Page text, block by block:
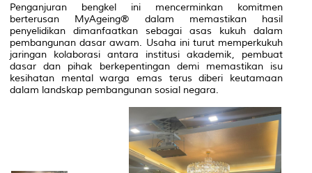
Penganjuran bengkel ini mencerminkan komitmen
berterusan MyAgeing® dalam memastikan hasil
penyelidikan dimanfaatkan sebagai asas kukuh dalam
pembangunan dasar awam. Usaha ini turut memperkukuh
jaringan kolaborasi antara institusi akademik, pembuat
dasar dan pihak berkepentingan demi memastikan isu
kesihatan mental warga emas terus diberi keutamaan
dalam landskap pembangunan sosial negara.